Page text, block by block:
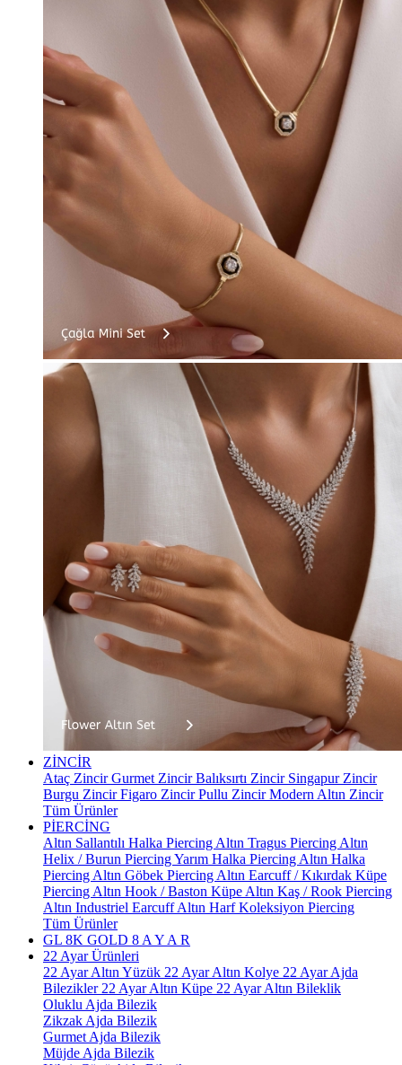
ZİNCİR
Ataç ZincirGurmet ZincirBalıksırtı Zincir Singapur Zincir
Burgu ZincirFigaro ZincirPullu ZincirModern Altın Zincir
Tüm Ürünler
PİERCİNG
Altın Sallantılı Halka Piercing Altın Tragus Piercing Altın
Helix / Burun PiercingYarım Halka Piercing Altın Halka
Piercing Altın Göbek Piercing Altın Earcuff / Kıkırdak Küpe
Piercing Altın Hook / Baston Küpe Altın Kaş / Rook Piercing
Altın Industriel EarcuffAltın Harf Koleksiyon Piercing
Tüm Ürünler
GL 8K GOLD 8 A Y A R
22 Ayar Ürünleri
22 Ayar Altın Yüzük 22 Ayar Altın Kolye 22 Ayar Ajda
Bilezikler 22 Ayar Altın Küpe 22 Ayar Altın Bileklik
Oluklu Ajda Bilezik
Zikzak Ajda Bilezik
Gurmet Ajda Bilezik
Müjde Ajda Bilezik